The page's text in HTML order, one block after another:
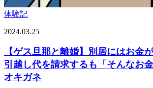
体験記
2024.03.25
【ゲス旦那と離婚】別居にはお金
引越し代を請求するも「そんなお
オキガネ